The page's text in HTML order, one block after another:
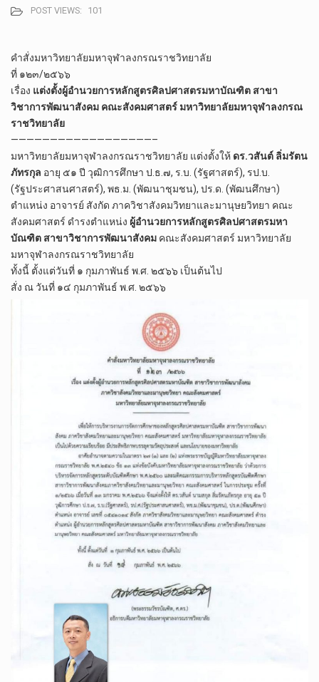
POST VIEWS: 101
คำสั่งมหาวิทยาลัยมหาจุฬาลงกรณราชวิทยาลัย
ที่ ๑๒๓/๒๕๖๖
เรื่อง แต่งตั้งผู้อำนวยการหลักสูตรศิลปศาสตรมหาบัณฑิต สาขา
วิชาการพัฒนาสังคม คณะสังคมศาสตร์ มหาวิทยาลัยมหาจุฬาลงกรณ
ราชวิทยาลัย
——————————————————–
มหาวิทยาลัยมหาจุฬาลงกรณราชวิทยาลัย แต่งตั้งให้ ดร.วสันต์ ลิ่มรัตน
ภัทรกุล อายุ ๕๑ ปี วุฒิการศึกษา ป.ธ.๗, ร.บ. (รัฐศาสตร์), รป.บ.
(รัฐประศาสนศาสตร์), พธ.ม. (พัฒนาชุมชน), ปร.ด. (พัฒนศึกษา)
ตำแหน่ง อาจารย์ สังกัด ภาควิชาสังคมวิทยาและมานุษยวิทยา คณะ
สังคมศาสตร์ ดำรงตำแหน่ง ผู้อำนวยการหลักสูตรศิลปศาสตรมหา
บัณฑิต สาขาวิชาการพัฒนาสังคม คณะสังคมศาสตร์ มหาวิทยาลัย
มหาจุฬาลงกรณราชวิทยาลัย
ทั้งนี้ ตั้งแต่วันที่ ๑ กุมภาพันธ์ พ.ศ. ๒๕๖๖ เป็นต้นไป
สั่ง ณ วันที่ ๑๔ กุมภาพันธ์ พ.ศ. ๒๕๖๖